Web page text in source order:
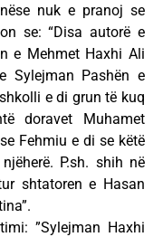
nuk e pranoj se
se: “Disa autorë e
e Mehmet Haxhi Ali
Sylejman Pashën e
e di grun të kuq
doravet Muhamet
Fehmiu e di se këtë
P.sh. shih në
shtatoren e Hasan
”Sylejman Haxhi